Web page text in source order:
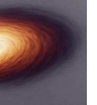
veröffentlichte
sind
thermische
um – oder anders
In
ist es in den…